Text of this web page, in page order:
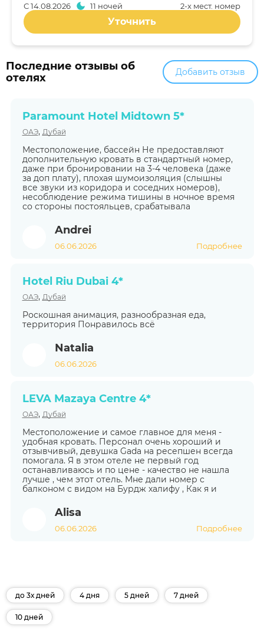
2-x мест. номер
С14.08.2026 11 ночей
Уточнить
Последние отзывы об
отелях
Добавить отзыв
Paramount Hotel Midtown 5*
ОАЭ, Дубай
Местоположение, бассейн Не предоставляют
дополнительную кровать в стандартный номер,
даже при бронировании на 3-4 человека (даже
за доп плату), плохая шумоизоляция (слышны
все звуки из коридора и соседних номеров),
несоблюдение режима тишины в ночное время
со стороны постояльцев, срабатывала
Andrei
06.06.2026 Подробнее
Hotel Riu Dubai 4*
ОАЭ, Дубай
Роскошная анимация, разнообразная еда,
территория Понравилось всё
Natalia
06.06.2026
LEVA Mazaya Centre 4*
ОАЭ, Дубай
Местоположение и самое главное для меня -
удобная кровать. Персонал очень хороший и
отзывчивый, девушка Gada на ресепшен всегда
помогала. Я в этом отеле не первый год
останавливаюсь и по цене - качество не нашла
лучше , чем этот отель. Мне дали номер с
балконом с видом на Бурдж халифу , Как я и
Alisa
06.06.2026 Подробнее
до 3х дней 4 дня 5 дней 7 дней
10 дней